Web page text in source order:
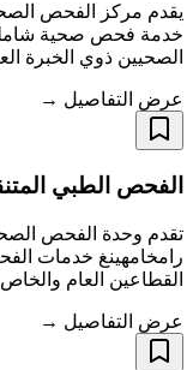
يقدم مركز الفحص
خدمة فحص صحية
الصحيين ذوي الخبرة
عرض التفاصيل →
الفحص الطبي
تقدم وحدة الفحص
رامخامهينغ خدمات
القطاعين العام
عرض التفاصيل →